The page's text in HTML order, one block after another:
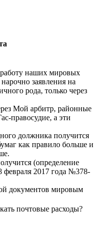
наших мировых
заявления на
рода, только через
Мой арбитр, районные
правосудие, а эти
должника получится
как правило больше и
(определение
февраля 2017 года №378-
документов мировым
почтовые расходы?